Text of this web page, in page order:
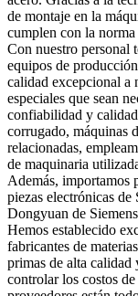
de montaje en la
cumplen con la
Con nuestro personal
equipos de
calidad excepcional a
especiales que sean
confiabilidad y
corrugado, máquinas
relacionadas,
de maquinaria
Además, importamos
piezas electrónicas de
Dongyuan de
Hemos establecido
fabricantes de
primas de alta
controlar los costos